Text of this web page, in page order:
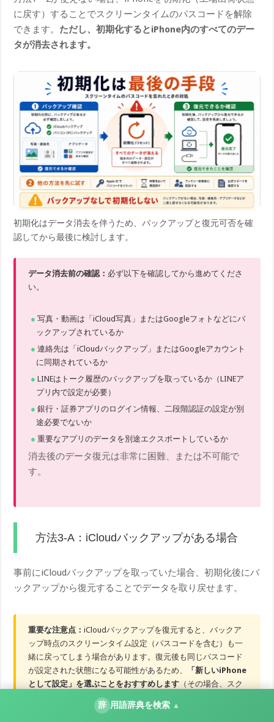
に戻す）することでスクリーンタイムのパスコードを解除
できます。 ただし、初期化するとiPhone内のすべてのデー
タが消去されます。
初期化はデータ消去を伴うため、バックアップと復元可否を確
認してから最後に検討します。
データ消去前の確認： 必ず以下を確認してから進めてくださ
い。
写真・動画は「iCloud写真」またはGoogleフォトなどにバ
ックアップされているか
連絡先は「iCloudバックアップ」またはGoogleアカウント
に同期されているか
LINEはトーク履歴のバックアップを取っているか（LINEア
プリ内で設定が必要）
銀行・証券アプリのログイン情報、二段階認証の設定が別
途必要でないか
重要なアプリのデータを別途エクスポートしているか
消去後のデータ復元は非常に困難、または不可能で
す。
方法3-A：iCloudバックアップがある場合
事前にiCloudバックアップを取っていた場合、初期化後にバ
ックアップから復元することでデータを取り戻せます。
重要な注意点：iCloudバックアップを復元すると、バックア
ップ時点のスクリーンタイム設定（パスコードを含む）も一
緒に戻ってしまう場合があります。復元後も同じパスコード
が設定された状態になる可能性があるため、
「新しいiPhone
として設定」を選ぶことをおすすめします （その場合、スク
リーンタイムの設定はリセットされますが、アプリやデータ
は引き継がれません）。どうしてもバックアップから復元し
辞 用語辞典を検索 ▲